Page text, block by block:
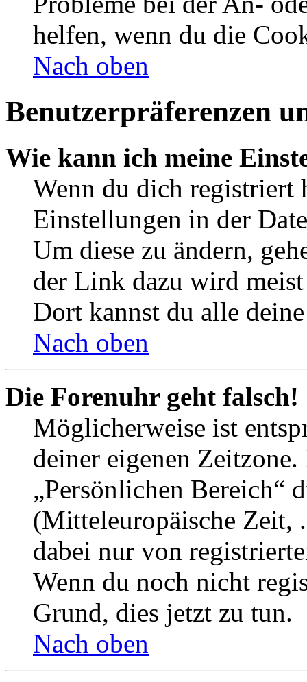
helfen, wenn du die
Nach oben
Benutzerpräferenzen
Wie kann ich meine
Wenn du dich registriert
Einstellungen in der
Um diese zu ändern,
der Link dazu wird
Dort kannst du alle
Nach oben
Die Forenuhr geht falsch!
Möglicherweise ist
deiner eigenen
„Persönlichen Bereich“
(Mitteleuropäische Zeit,
dabei nur von
Wenn du noch nicht
Grund, dies jetzt zu tun.
Nach oben